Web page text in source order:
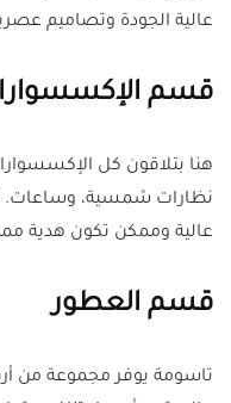
عالية الجودة وتصاميم
قسم
هنا بتلاقون كل
نظارات شمسية،
عالية وممكن تكون هدية
قسم العطور
تاسومة يوفر مجموعة من